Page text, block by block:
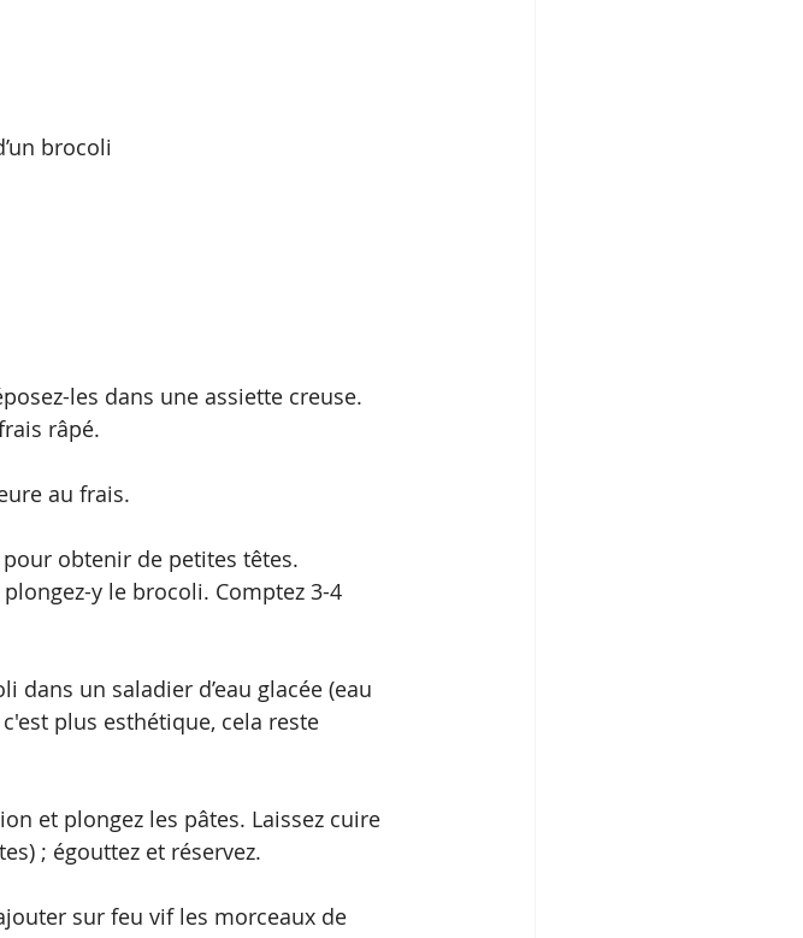
brocoli
les dans une assiette creuse.
râpé.
au frais.
obtenir de petites têtes.
y le brocoli. Comptez 3-4
dans un saladier d’eau glacée (eau
plus esthétique, cela reste
et plongez les pâtes. Laissez cuire
; égouttez et réservez.
sur feu vif les morceaux de